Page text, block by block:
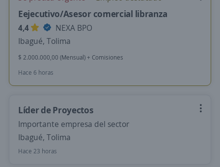
Eejecutivo/Asesor comercial libranza
4,4
NEXA BPO
Ibagué, Tolima
$ 2.000.000,00 (Mensual) + Comisiones
Hace 6 horas
Líder de Proyectos
Importante empresa del sector
Ibagué, Tolima
Hace 23 horas